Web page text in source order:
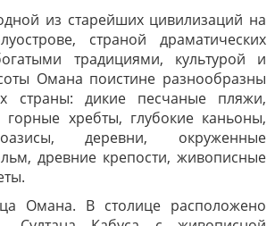
из старейших цивилизаций на
страной драматических
традициями, культурой и
Омана поистине разнообразны
страны: дикие песчаные пляжи,
горные хребты, глубокие каньоны,
деревни, окруженные
древние крепости, живописные
Омана. В столице расположено